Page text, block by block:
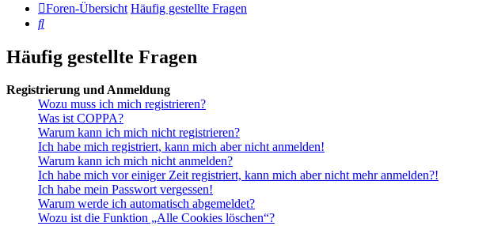
Foren-Übersicht Häufig gestellte Fragen
Suche
Häufig gestellte Fragen
Registrierung und Anmeldung
Wozu muss ich mich registrieren?
Was ist COPPA?
Warum kann ich mich nicht registrieren?
Ich habe mich registriert, kann mich aber nicht anmelden!
Warum kann ich mich nicht anmelden?
Ich habe mich vor einiger Zeit registriert, kann mich aber nicht mehr anmelden?!
Ich habe mein Passwort vergessen!
Warum werde ich automatisch abgemeldet?
Wozu ist die Funktion „Alle Cookies löschen“?